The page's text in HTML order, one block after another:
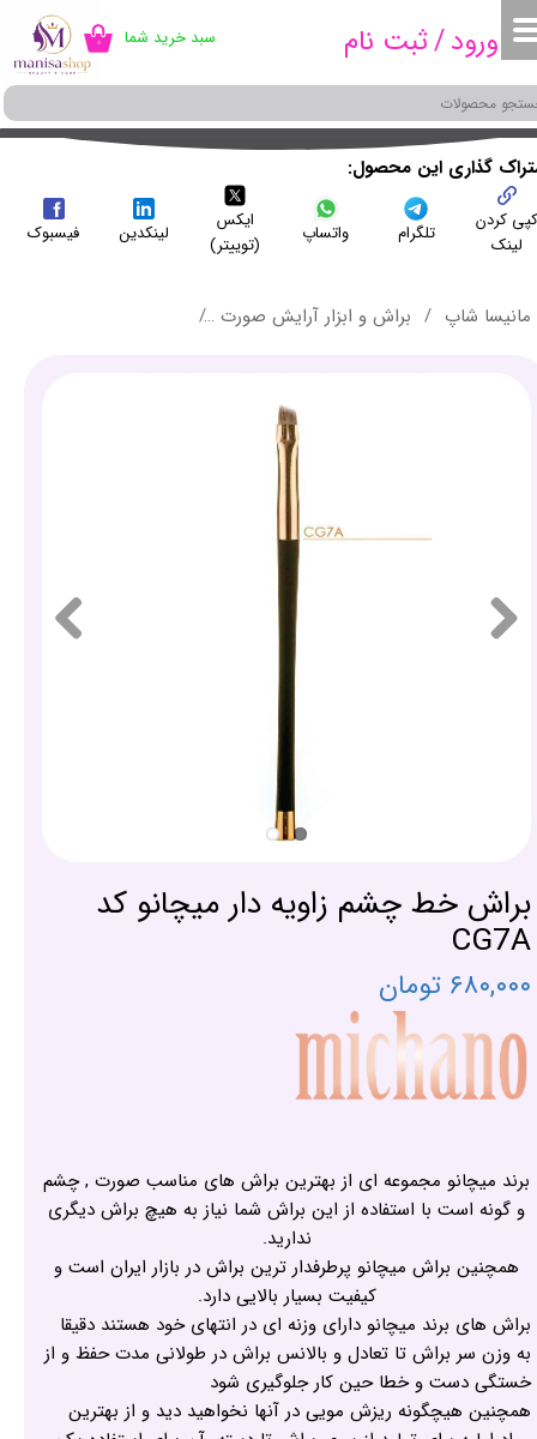
ورود/ثبت نامحساب کاربری من
تغییر گذر واژه
سفارشات
خروج از حساب کاربری
۰ سبد خرید شما
مانیسا شاپ براش و ابزار آرایش صورت
براش خط چشم زاویه دار میچانو کد
CG7A
۶۸۰,۰۰۰ تومان
برند میچانو مجموعه ای از بهترین براش های مناسب صورت , چشم
و گونه است با استفاده از این براش شما نیاز به هیچ براش دیگری
ندارید.
همچنین براش میچانو پرطرفدار ترین براش در بازار ایران است و
کیفیت بسیار بالایی دارد.
براش های برند میچانو دارای وزنه ای در انتهای خود هستند دقیقا
به وزن سر براش تا تعادل و بالانس براش در طولانی مدت حفظ و از
خستگی دست و خطا حین کار جلوگیری شود
همچنین هیچگونه ریزش مویی در آنها نخواهید دید و از بهترین
کردن
لینک
تلگرام واتساپ
ایکس
(توییتر)
لینکدین فیسبوک
گذاری این محصول